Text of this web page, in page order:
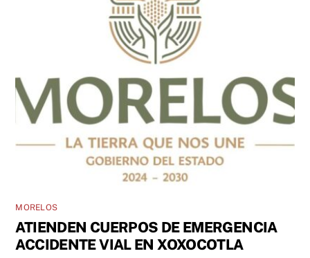
MORELOS
ATIENDEN CUERPOS DE EMERGENCIA
ACCIDENTE VIAL EN XOXOCOTLA